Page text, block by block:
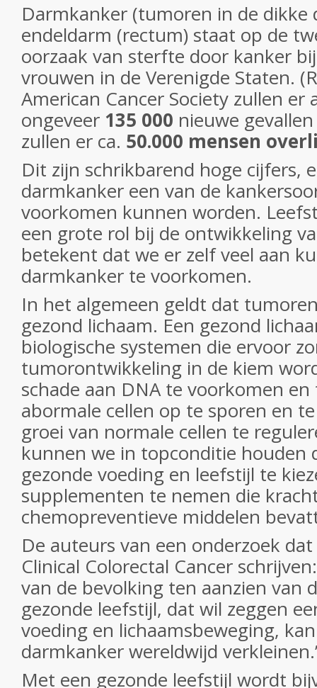
Darmkanker (tumoren in de dikke
endeldarm (rectum) staat op de
oorzaak van sterfte door kanker
vrouwen in de Verenigde Staten.
American Cancer Society zullen er
ongeveer 135 000 nieuwe
zullen er ca. 50.000 mensen
Dit zijn schrikbarend hoge cijfers,
darmkanker een van de
voorkomen kunnen worden.
een grote rol bij de ontwikkeling
betekent dat we er zelf veel aan
darmkanker te voorkomen.
In het algemeen geldt dat
gezond lichaam. Een gezond
biologische systemen die ervoor
tumorontwikkeling in de kiem
schade aan DNA te voorkomen
abormale cellen op te sporen en
groei van normale cellen te
kunnen we in topconditie houden
gezonde voeding en leefstijl te
supplementen te nemen die
chemopreventieve middelen
De auteurs van een onderzoek
Clinical Colorectal Cancer
van de bevolking ten aanzien van
gezonde leefstijl, dat wil zeggen
voeding en lichaamsbeweging,
darmkanker wereldwijd
Met een gezonde leefstijl wordt